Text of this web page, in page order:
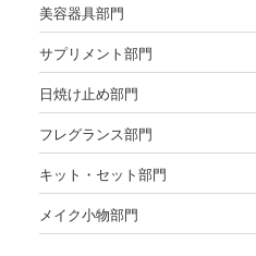
美容器具部門
サプリメント部門
日焼け止め部門
フレグランス部門
キット・セット部門
メイク小物部門